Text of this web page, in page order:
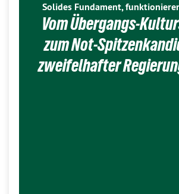
Solides Fundament,
Vom Übergangs-
zum Not-
zweifelhafter